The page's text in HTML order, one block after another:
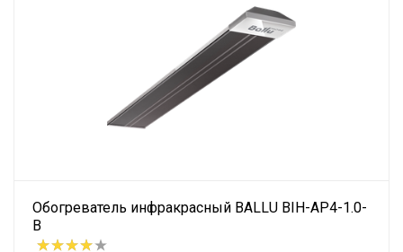
Обогреватель инфракрасный BALLU BIH-AP4-1.0-
B